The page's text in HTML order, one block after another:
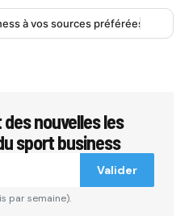
à vos sources préférées
sera pas publiée.Les
indiqués avec*
nouvelles les
sport business
Valider
par semaine).